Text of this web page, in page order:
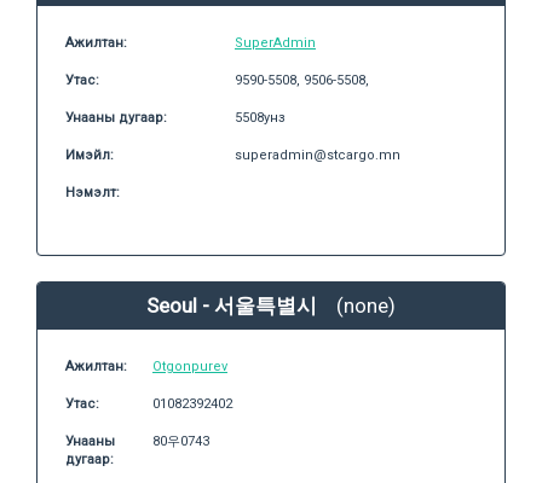
Ажилтан: SuperAdmin
Утас: 9590-5508, 9506-5508,
Унааны дугаар: 5508унз
Имэйл: superadmin@stcargo.mn
Нэмэлт:
Seoul - 서울특별시 (none)
Ажилтан: Otgonpurev
Утас: 01082392402
Унааны
дугаар:
80우0743